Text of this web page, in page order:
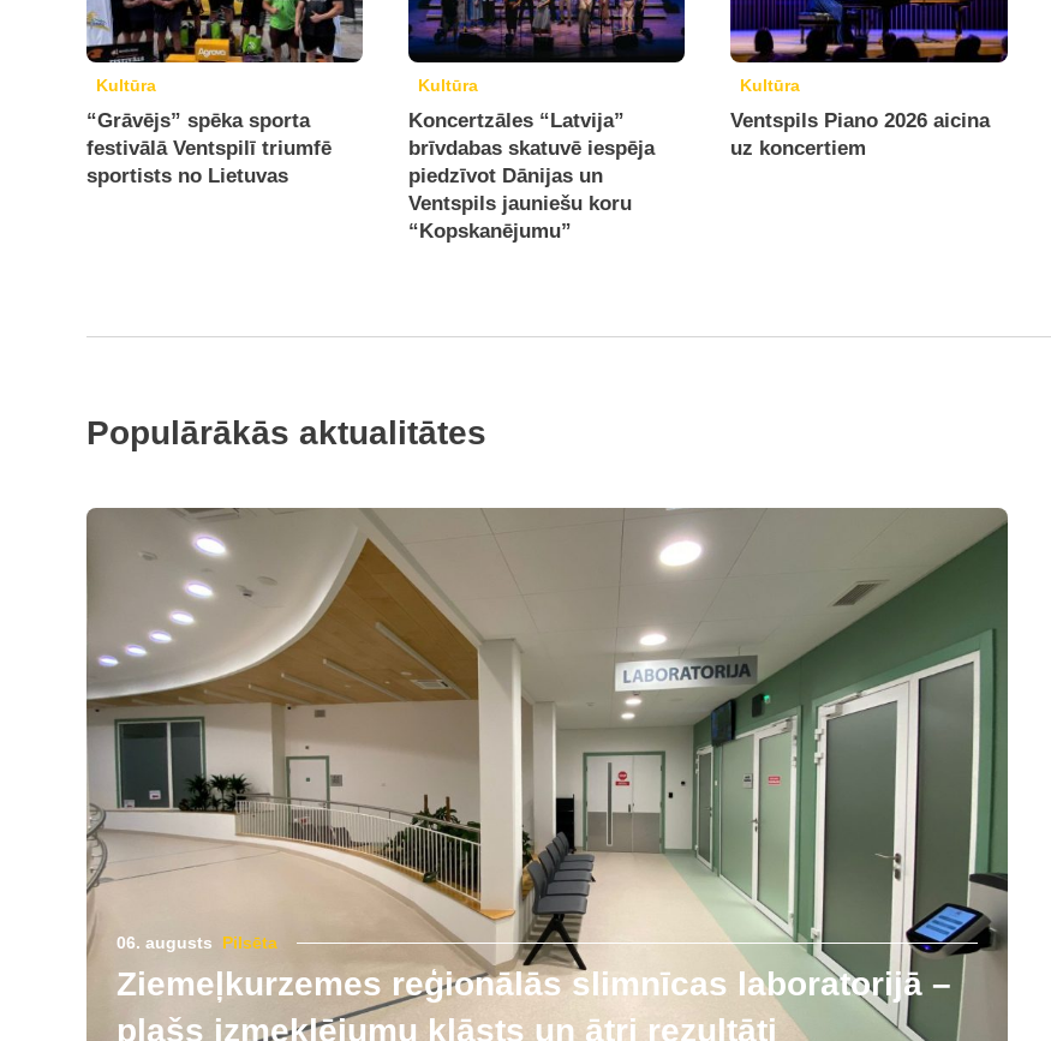
Kultūra
“Grāvējs” spēka sporta
festivālā Ventspilī triumfē
sportists no Lietuvas
Kultūra
Koncertzāles “Latvija”
brīvdabas skatuvē iespēja
piedzīvot Dānijas un
Ventspils jauniešu koru
“Kopskanējumu”
Kultūra
Ventspils Piano 2026 aicina
uz koncertiem
Populārākās aktualitātes
06. augusts Pilsēta
Ziemeļkurzemes reģionālās slimnīcas laboratorijā –
plašs izmeklējumu klāsts un ātri rezultāti